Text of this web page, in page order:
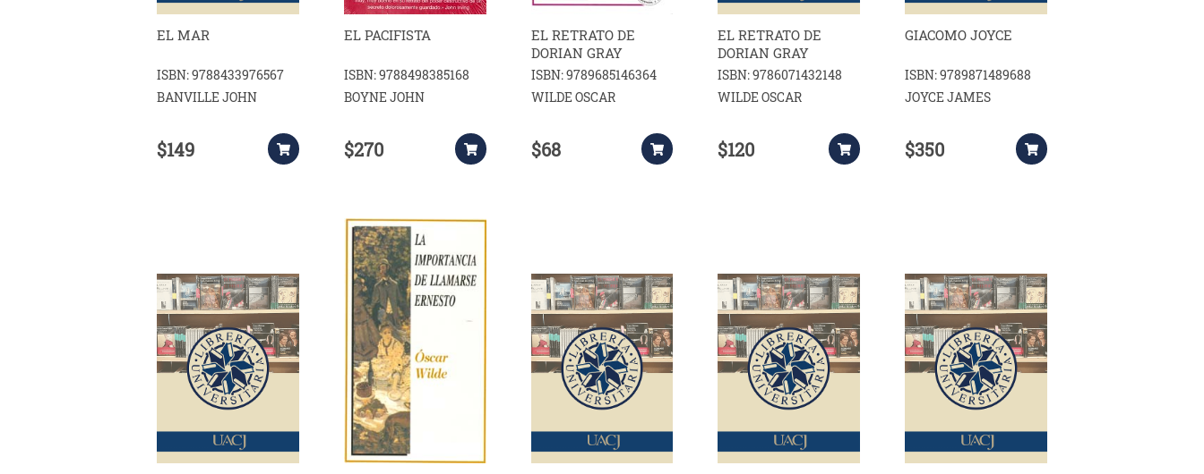
EL MAR
ISBN: 9788433976567
BANVILLE JOHN
$149
EL PACIFISTA
ISBN: 9788498385168
BOYNE JOHN
$270
EL RETRATO DE
DORIAN GRAY
ISBN: 9789685146364
WILDE OSCAR
$68
EL RETRATO DE
DORIAN GRAY
ISBN: 9786071432148
WILDE OSCAR
$120
GIACOMO JOYCE
ISBN: 9789871489688
JOYCE JAMES
$350